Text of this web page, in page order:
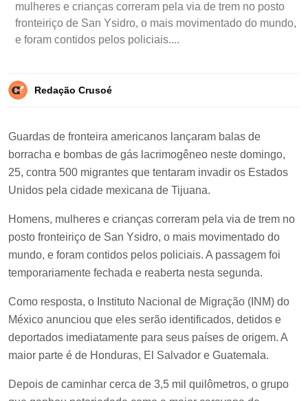
mulheres e crianças correram pela via de trem no posto
fronteiriço de San Ysidro, o mais movimentado do mundo,
e foram contidos pelos policiais....
Redação Crusoé
Guardas de fronteira americanos lançaram balas de
borracha e bombas de gás lacrimogêneo neste domingo,
25, contra 500 migrantes que tentaram invadir os Estados
Unidos pela cidade mexicana de Tijuana.
Homens, mulheres e crianças correram pela via de trem no
posto fronteiriço de San Ysidro, o mais movimentado do
mundo, e foram contidos pelos policiais. A passagem foi
temporariamente fechada e reaberta nesta segunda.
Como resposta, o Instituto Nacional de Migração (INM) do
México anunciou que eles serão identificados, detidos e
deportados imediatamente para seus países de origem. A
maior parte é de Honduras, El Salvador e Guatemala.
Depois de caminhar cerca de 3,5 mil quilômetros, o grupo